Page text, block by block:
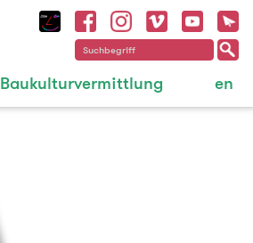
Baukulturvermittlung en